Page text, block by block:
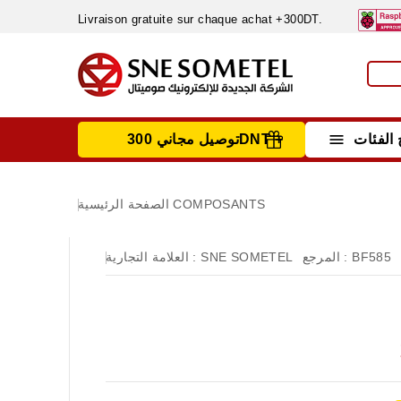
Livraison gratuite sur chaque achat +300DT.
 توصيل مجاني 300DNT +
الصفحة الرئيسية COMPOSANTS
العلامة التجارية : SNE SOMETEL المرجع : BF585